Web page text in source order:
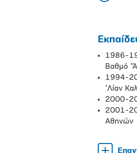
1986-
Βαθμό
1994-
‘Λίαν
2000-
2001-
Αθηνών